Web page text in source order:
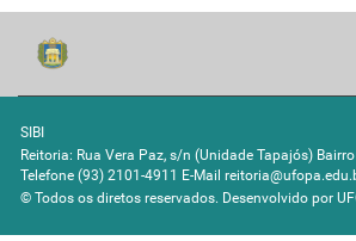
SIBI
Reitoria: Rua Vera Paz, s/n (Unidade Tapajós)
Telefone (93) 2101-4911 E-Mail
© Todos os diretos reservados. Desenvolvido por